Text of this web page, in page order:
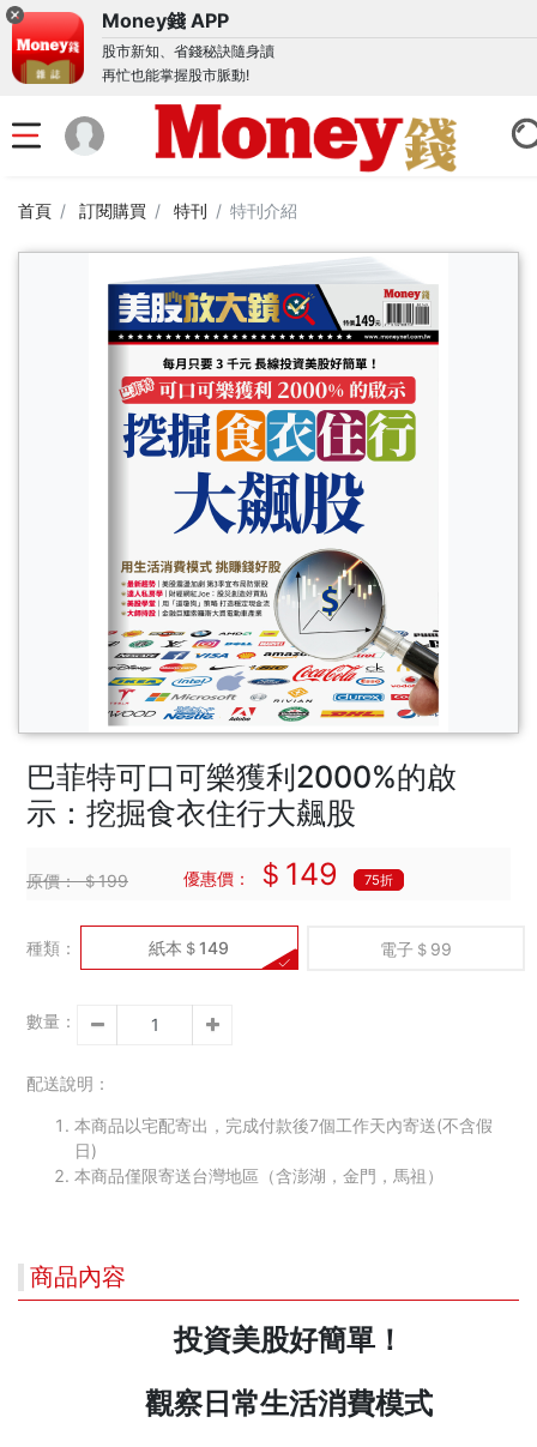
Money錢 APP
股市新知、省錢秘訣隨身讀
再忙也能掌握股市脈動!
首頁 訂閱購買 特刊 特刊介紹
巴菲特可口可樂獲利2000%的啟
示：挖掘食衣住行大飆股
原價：＄199 優惠價： ＄149 75折
種類： 紙本＄149 電子＄99
數量：
配送說明：
本商品以宅配寄出，完成付款後7個工作天內寄送(不含假
日)
本商品僅限寄送台灣地區（含澎湖，金門，馬祖）
商品內容
投資美股好簡單！
觀察日常生活消費模式